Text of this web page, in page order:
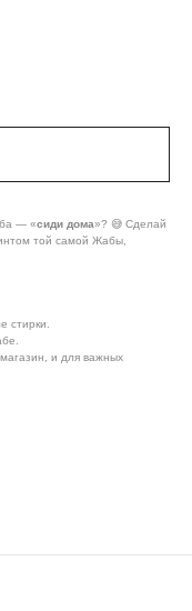
— «сиди дома»? 😅 Сделай
той самой Жабы,
стирки.
и для важных